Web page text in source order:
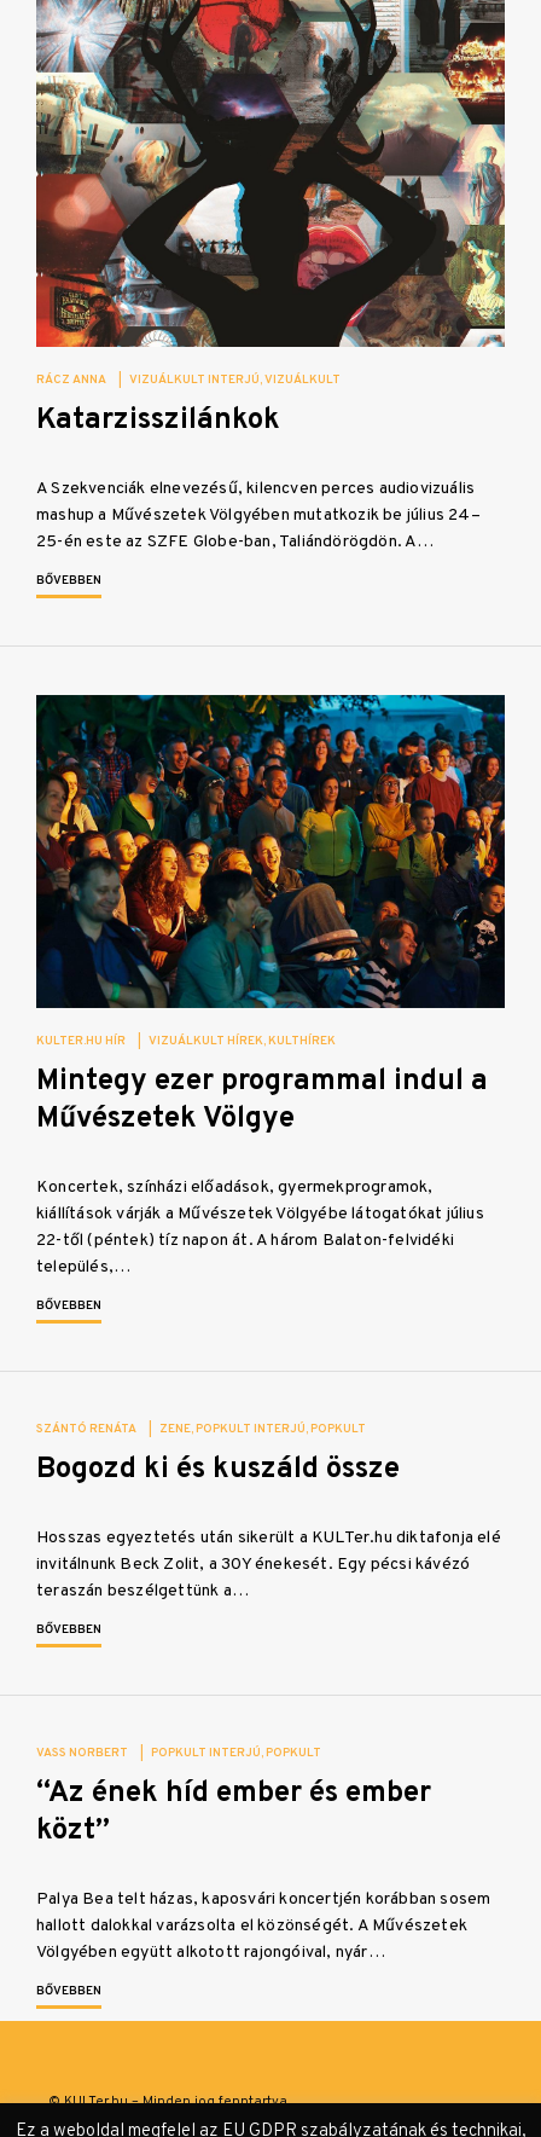
RÁCZ ANNA VIZUÁLKULT INTERJÚ VIZUÁLKULT
Katarzisszilánkok
A Szekvenciák elnevezésű, kilencven perces audiovizuális
mashup a Művészetek Völgyében mutatkozik be július 24–
25-én este az SZFE Globe-ban, Taliándörögdön. A…
BŐVEBBEN
KULTER.HU HÍR VIZUÁLKULT HÍREK KULTHÍREK
Mintegy ezer programmal indul a
Művészetek Völgye
Koncertek, színházi előadások, gyermekprogramok,
kiállítások várják a Művészetek Völgyébe látogatókat július
22-től (péntek) tíz napon át. A három Balaton-felvidéki
település,…
BŐVEBBEN
SZÁNTÓ RENÁTA ZENE POPKULT INTERJÚ POPKULT
Bogozd ki és kuszáld össze
Hosszas egyeztetés után sikerült a KULTer.hu diktafonja elé
invitálnunk Beck Zolit, a 30Y énekesét. Egy pécsi kávézó
teraszán beszélgettünk a…
BŐVEBBEN
VASS NORBERT POPKULT INTERJÚ POPKULT
“Az ének híd ember és ember
közt”
Palya Bea telt házas, kaposvári koncertjén korábban sosem
hallott dalokkal varázsolta el közönségét. A Művészetek
Völgyében együtt alkotott rajongóival, nyár…
BŐVEBBEN
© KULTer.hu – Minden jog fenntartva
Ez a weboldal megfelel az EU GDPR szabályzatának és technikai,